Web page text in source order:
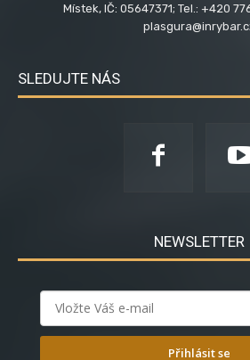
Místek, IČ: 05647371; Tel.: +420
SLEDUJTE NÁS
NEWSLETTER
Přihlásit se